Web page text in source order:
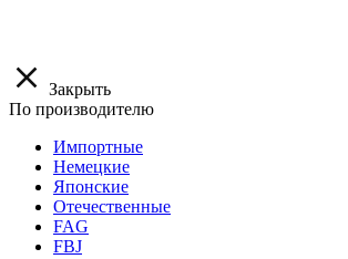
Закрыть
По производителю
Импортные
Немецкие
Японские
Отечественные
FAG
FBJ